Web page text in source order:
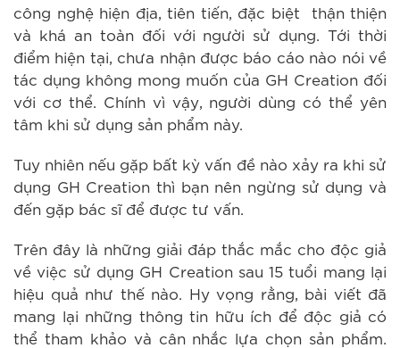
công nghệ hiện địa, tiên tiến, đặc biệt thận thiện
và khá an toàn đối với người sử dụng. Tới thời
điểm hiện tại, chưa nhận được báo cáo nào nói về
tác dụng không mong muốn của GH Creation đối
với cơ thể. Chính vì vậy, người dùng có thể yên
tâm khi sử dụng sản phẩm này.
Tuy nhiên nếu gặp bất kỳ vấn đề nào xảy ra khi sử
dụng GH Creation thì bạn nên ngừng sử dụng và
đến gặp bác sĩ để được tư vấn.
Trên đây là những giải đáp thắc mắc cho độc giả
về việc sử dụng GH Creation sau 15 tuổi mang lại
hiệu quả như thế nào. Hy vọng rằng, bài viết đã
mang lại những thông tin hữu ích để độc giả có
thể tham khảo và cân nhắc lựa chọn sản phẩm.